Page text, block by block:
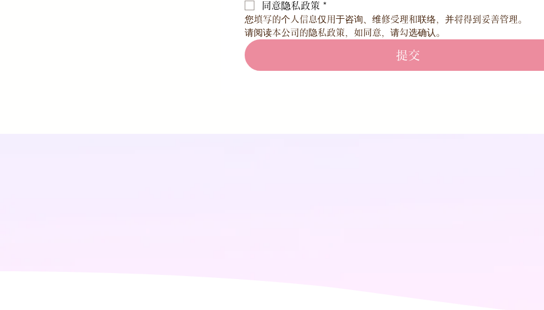
同意隐私政策 *
您填写的个人信息仅用于咨询、维修受理和联络，并将得到妥善管理。
请阅读本公司的隐私政策，如同意，请勾选确认。
提交